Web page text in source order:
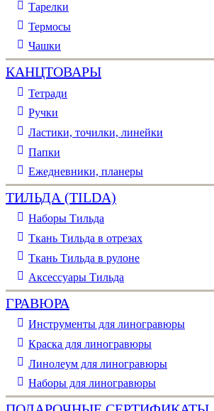
Тарелки
Термосы
Чашки
КАНЦТОВАРЫ
Тетради
Ручки
Ластики, точилки, линейки
Папки
Ежедневники, планеры
ТИЛЬДА (TILDA)
Наборы Тильда
Ткань Тильда в отрезах
Ткань Тильда в рулоне
Аксессуары Тильда
ГРАВЮРА
Инструменты для линогравюры
Краска для линогравюры
Линолеум для линогравюры
Наборы для линогравюры